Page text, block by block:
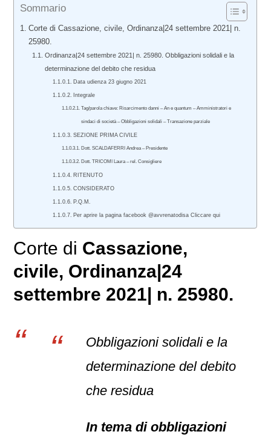
Sommario
Corte di Cassazione, civile, Ordinanza|24 settembre 2021| n.
25980.
Ordinanza|24 settembre 2021| n. 25980. Obbligazioni solidali e la
determinazione del debito che residua
Data udienza 23 giugno 2021
Integrale
Tag/parola chiave: Risarcimento danni – An e quantum – Amministratori e
sindaci di società – Obbligazioni solidali – Transazione parziale
SEZIONE PRIMA CIVILE
Dott. SCALDAFERRI Andrea – Presidente
Dott. TRICOMI Laura – rel. Consigliere
RITENUTO
CONSIDERATO
P.Q.M.
Per aprire la pagina facebook @avvrenatodisa Cliccare qui
Corte di Cassazione,
civile, Ordinanza|24
settembre 2021| n. 25980.
Obbligazioni solidali e la
determinazione del debito
che residua
In tema di obbligazioni